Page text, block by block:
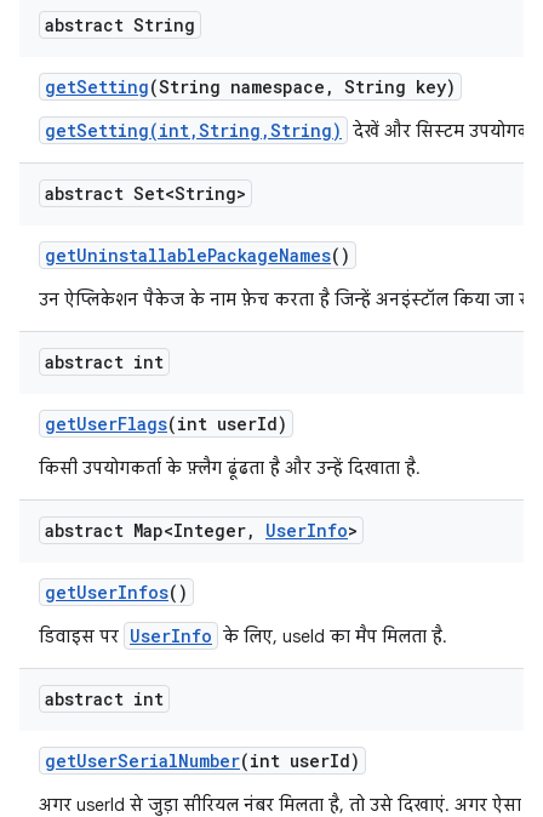
abstract String
getSetting(String namespace , String key)
getSetting(int,String,String)
देखें और सिस्टम
abstract Set<String>
getUninstallablePackageNames()
उन ऐप्लिकेशन पैकेज के नाम फ़ेच करता है जिन्हें अनइंस्टॉल किया जा
abstract int
getUserFlags(int userId)
किसी उपयोगकर्ता के फ़्लैग ढूंढता है और उन्हें दिखाता है.
abstract Map<Integer, UserInfo>
getUserInfos()
डिवाइस पर UserInfo के लिए, useId का मैप मिलता है.
abstract int
getUserSerialNumber(int userId)
अगर userId से जुड़ा सीरियल नंबर मिलता है, तो उसे दिखाएं. अगर ऐसा